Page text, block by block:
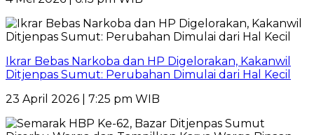
Ikrar Bebas Narkoba dan HP Digelorakan, Kakanwil
Ditjenpas Sumut: Perubahan Dimulai dari Hal Kecil
23 April 2026 | 7:25 pm WIB